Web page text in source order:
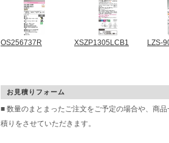
OS256737R XSZP1305LCB1 LZS-
お見積りフォーム
■ 数量のまとまったご注文をご予定の場合や、商
積りをさせていただきます。